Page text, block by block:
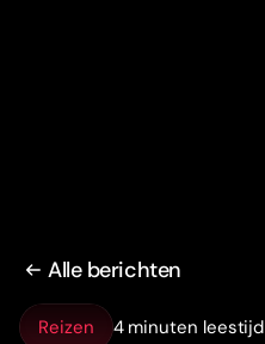
Alle berichten
Reizen 4 minuten leestijd